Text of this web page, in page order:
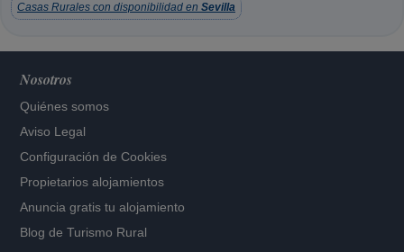
Casas Rurales con disponibilidad en Sevilla
Nosotros
Quiénes somos
Aviso Legal
Configuración de Cookies
Propietarios alojamientos
Anuncia gratis tu alojamiento
Blog de Turismo Rural